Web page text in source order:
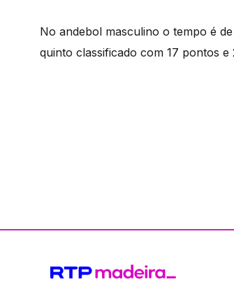
No andebol masculino o tempo é
quinto classificado com 17 pontos e